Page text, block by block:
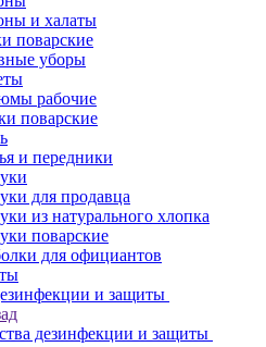
и халаты
поварские
уборы
рабочие
поварские
и передники
для продавца
из натурального хлопка
поварские
для официантов
и защиты
дезинфекции и защиты